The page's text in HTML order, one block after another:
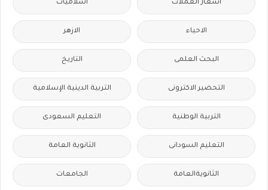
اسعار العملات اسلاميات
الاحياء الازهر
البحث العلمى التاريخ
التحضير الاكترونى التربية الدينية الإسلامية
التربية الوطنية التعليم السعودى
التعليم السودانى الثانوية العامة
الثانويةالعامة الجامعات